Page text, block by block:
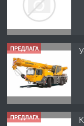
ПРЕДЛАГА
ПРЕДЛАГА